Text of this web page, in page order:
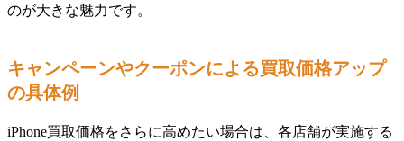
のが大きな魅力です。
キャンペーンやクーポンによる買取価格アップ
の具体例
iPhone買取価格をさらに高めたい場合は、各店舗が実施する